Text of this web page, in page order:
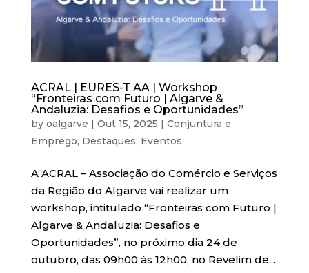
ACRAL | EURES-T AA | Workshop
“Fronteiras com Futuro | Algarve &
Andaluzia: Desafios e Oportunidades”
by oalgarve | Out 15, 2025 | Conjuntura e
Emprego, Destaques, Eventos
A ACRAL – Associação do Comércio e Serviços
da Região do Algarve vai realizar um
workshop, intitulado “Fronteiras com Futuro |
Algarve & Andaluzia: Desafios e
Oportunidades”, no próximo dia 24 de
outubro, das 09h00 às 12h00, no Revelim de...